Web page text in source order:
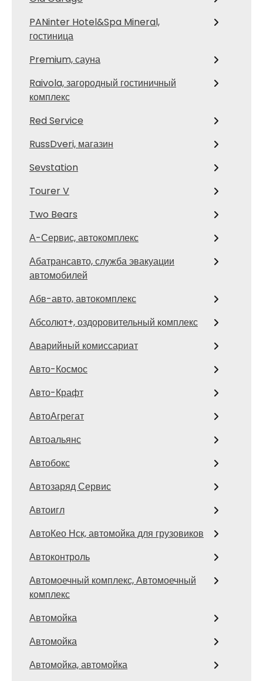
PANinter Hotel&Spa Mineral,
гостиница
Premium, сауна
Raivola, загородный гостиничный
комплекс
Red Service
RussDveri, магазин
Sevstation
Tourer V
Two Bears
А-Сервис, автокомплекс
Абатрансавто, служба эвакуации
автомобилей
Абв-авто, автокомплекс
Абсолют+, оздоровительный комплекс
Аварийный комиссариат
Авто-Космос
Авто-Крафт
АвтоАгрегат
Автоальянс
Автобокс
Автозаряд Сервис
Автоигл
АвтоКео Нск, автомойка для грузовиков
Автоконтроль
Автомоечный комплекс, Автомоечный
комплекс
Автомойка
Автомойка
Автомойка, автомойка